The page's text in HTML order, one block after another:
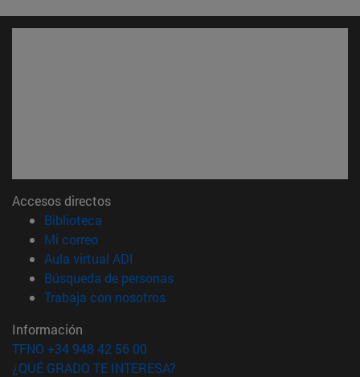
Accesos directos
Biblioteca
Mi correo(abre en nueva ventana)
Aula virtual ADI
Búsqueda de personas(abre en nueva ventana)
Trabaja con nosotros(abre en nueva ventana)
Información
TFNO +34 948 42 56 00
¿QUÉ GRADO TE INTERESA?